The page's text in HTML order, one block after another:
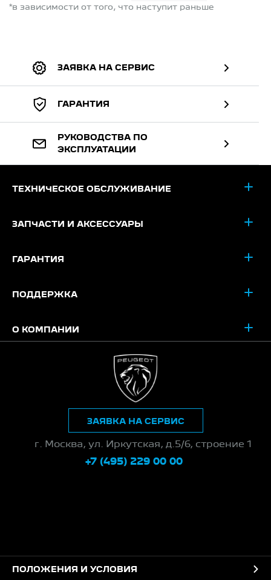
*в зависимости от того, что наступит раньше
ЗАЯВКА НА СЕРВИС
ГАРАНТИЯ
РУКОВОДСТВА ПО
ЭКСПЛУАТАЦИИ
ТЕХНИЧЕСКОЕ ОБСЛУЖИВАНИЕ
ЗАПЧАСТИ И АКСЕССУАРЫ
ГАРАНТИЯ
ПОДДЕРЖКА
О КОМПАНИИ
г. Москва, ул. Иркутская, д.5/6, строение 1
+7 (495) 229 00 00
ЗАЯВКА НА СЕРВИС
ПОЛОЖЕНИЯ И УСЛОВИЯ